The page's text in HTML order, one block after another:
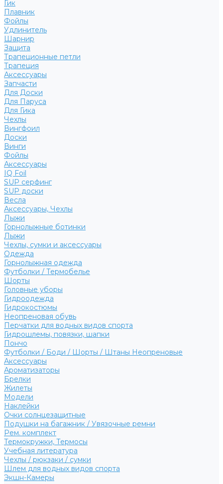
Гик
Плавник
Фойлы
Удлинитель
Шарнир
Защита
Трапеционные петли
Трапеция
Аксессуары
Запчасти
Для Доски
Для Паруса
Для Гика
Чехлы
Вингфоил
Доски
Винги
Фойлы
Аксессуары
IQ Foil
SUP серфинг
SUP доски
Весла
Аксессуары, Чехлы
Лыжи
Горнолыжные ботинки
Лыжи
Чехлы, сумки и аксессуары
Одежда
Горнолыжная одежда
Футболки / Термобелье
Шорты
Головные уборы
Гидроодежда
Гидрокостюмы
Неопреновая обувь
Перчатки для водных видов спорта
Гидрошлемы, повязки, шапки
Пончо
Футболки / Боди / Шорты / Штаны Неопреновые
Аксессуары
Ароматизаторы
Брелки
Жилеты
Модели
Наклейки
Очки солнцезащитные
Подушки на багажник / Увязочные ремни
Рем. комплект
Термокружки, Термосы
Учебная литература
Чехлы / рюкзаки / сумки
Шлем для водных видов спорта
Экшн-Камеры